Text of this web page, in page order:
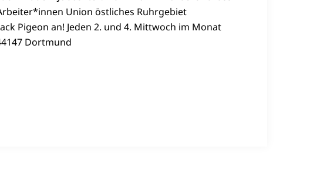
Union östliches Ruhrgebiet
Pigeon an! Jeden 2. und 4. Mittwoch im Monat
Dortmund